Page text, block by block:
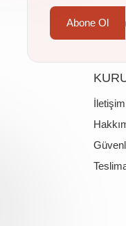
Abone Ol
İletişim